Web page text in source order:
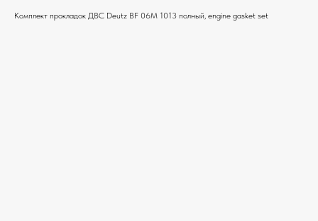
Комплект прокладок ДВС Deutz BF 06M 1013 полный, engine gasket set